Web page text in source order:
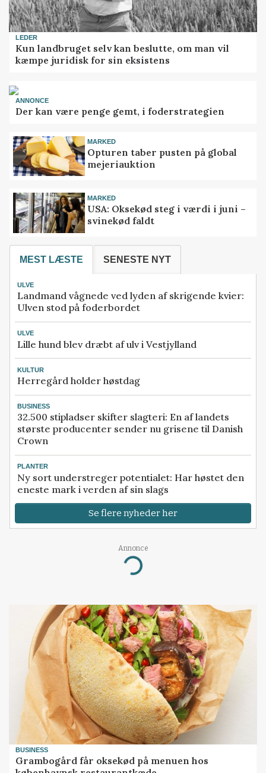
LEDER
Kun landbruget selv kan beslutte, om man vil
kæmpe juridisk for sin eksistens
ANNONCE
Der kan være penge gemt, i foderstrategien
MARKED
Opturen taber pusten på global
mejeriauktion
MARKED
USA: Oksekød steg i værdi i juni –
svinekød faldt
MEST LÆSTE SENESTE NYT
ULVE
Landmand vågnede ved lyden af skrigende kvier:
Ulven stod på foderbordet
ULVE
Lille hund blev dræbt af ulv i Vestjylland
KULTUR
Herregård holder høstdag
BUSINESS
32.500 stipladser skifter slagteri: En af landets
største producenter sender nu grisene til Danish
Crown
PLANTER
Ny sort understreger potentialet: Har høstet den
eneste mark i verden af sin slags
Se flere nyheder her
Annonce
Loading...
BUSINESS
Grambogård får oksekød på menuen hos